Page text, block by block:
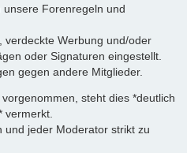
unsere Forenregeln und
verdeckte Werbung und/oder
oder Signaturen eingestellt.
gegen andere Mitglieder.
steht dies *deutlich
vermerkt.
und jeder Moderator strikt zu